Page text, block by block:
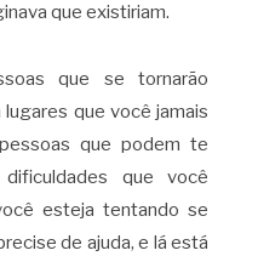
que existiriam.
que se tornarão
que você jamais
que podem te
que você
esteja tentando se
de ajuda, e lá está